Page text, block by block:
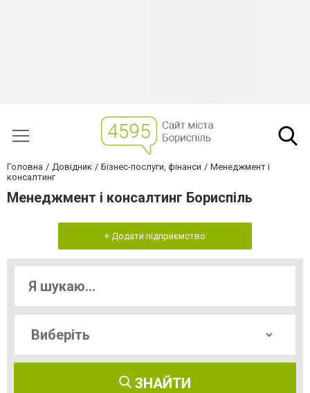
Головна Довідник Бізнес-послуги, фінанси
Менеджмент і
консалтинг
Менеджмент і консалтинг Бориспіль
+ Додати підприємство
ЗНАЙТИ